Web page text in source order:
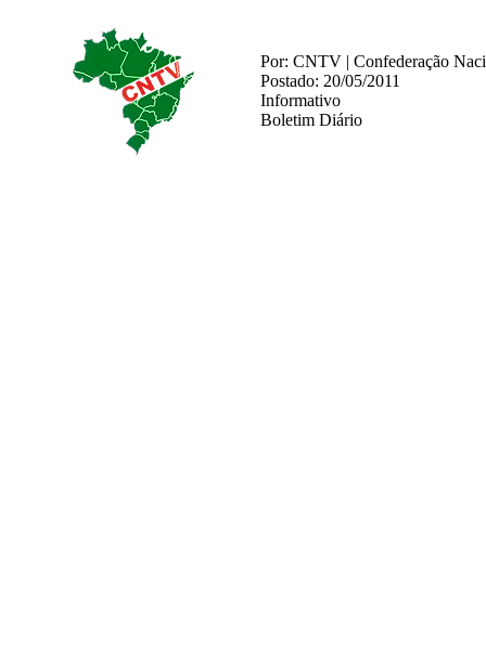
Por: CNTV | Confederação
Postado: 20/05/2011
Informativo
Boletim Diário